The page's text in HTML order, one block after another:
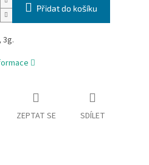
Přidat do košíku
3g.
ZEPTAT SE SDÍLET